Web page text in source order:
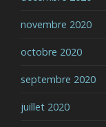
novembre 2020
octobre 2020
septembre 2020
juillet 2020